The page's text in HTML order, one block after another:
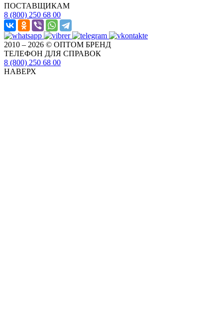
ПОСТАВЩИКАМ
8 (800) 250 68 00
2010 – 2026 © ОПТОМ БРЕНД
ТЕЛЕФОН ДЛЯ СПРАВОК
8 (800) 250 68 00
НАВЕРХ